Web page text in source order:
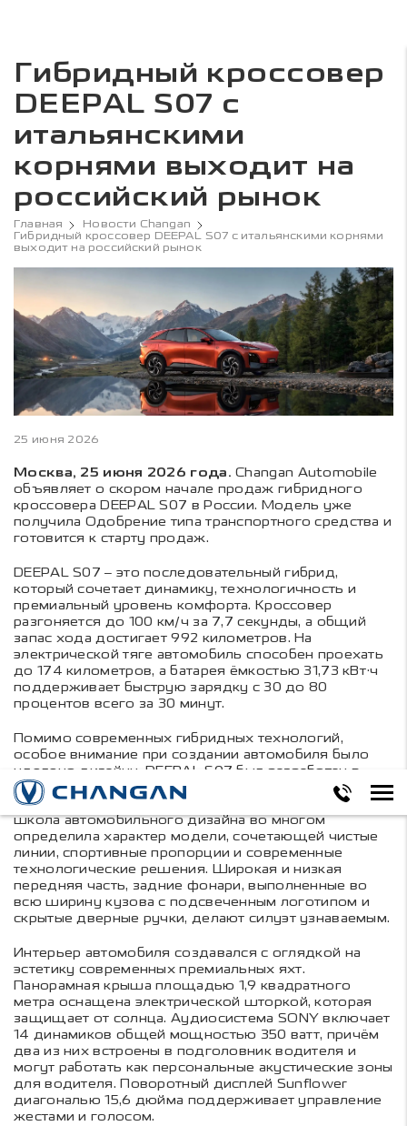
Гибридный кроссовер
DEEPAL S07 с
итальянскими
корнями выходит на
российский рынок
Главная
Новости Changan
Гибридный кроссовер DEEPAL S07 с итальянскими корнями
выходит на российский рынок
25 июня 2026
Москва, 25 июня 2026 года. Changan Automobile
объявляет о скором начале продаж гибридного
кроссовера DEEPAL S07 в России. Модель уже
получила Одобрение типа транспортного средства и
готовится к старту продаж.
DEEPAL S07 – это последовательный гибрид,
который сочетает динамику, технологичность и
премиальный уровень комфорта. Кроссовер
разгоняется до 100 км/ч за 7,7 секунды, а общий
запас хода достигает 992 километров. На
электрической тяге автомобиль способен проехать
до 174 километров, а батарея ёмкостью 31,73 кВт·ч
поддерживает быструю зарядку с 30 до 80
процентов всего за 30 минут.
Помимо современных гибридных технологий,
особое внимание при создании автомобиля было
уделено дизайну. DEEPAL S07 был разработан в
европейском дизайн-центре компании в Турине под
руководством Бертрана Баха. Именно итальянская
школа автомобильного дизайна во многом
определила характер модели, сочетающей чистые
линии, спортивные пропорции и современные
технологические решения. Широкая и низкая
передняя часть, задние фонари, выполненные во
всю ширину кузова с подсвеченным логотипом и
скрытые дверные ручки, делают силуэт узнаваемым.
Интерьер автомобиля создавался с оглядкой на
эстетику современных премиальных яхт.
Панорамная крыша площадью 1,9 квадратного
метра оснащена электрической шторкой, которая
защищает от солнца. Аудиосистема SONY включает
14 динамиков общей мощностью 350 ватт, причём
два из них встроены в подголовник водителя и
могут работать как персональные акустические зоны
для водителя. Поворотный дисплей Sunflower
диагональю 15,6 дюйма поддерживает управление
жестами и голосом.